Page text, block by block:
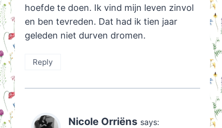
hoefde te doen. Ik vind mijn leven zinvol
en ben tevreden. Dat had ik tien jaar
geleden niet durven dromen.
Reply
Nicole Orriëns says: